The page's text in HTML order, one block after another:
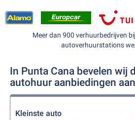
Meer dan 900 verhuurbedrijven
autoverhuurstations
In Punta Cana bevelen wij
autohuur aanbiedingen aan
Kleinste auto